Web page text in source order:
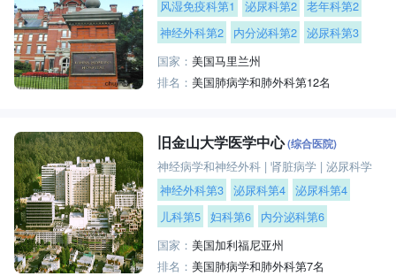
风湿免疫科第1
泌尿科第2 老年科第2
神经外科第2
内分泌科第2 泌尿科第3
国家：美国马里兰州
排名：美国肺病学和肺外科第12名
旧金山大学医学中心(综合医院)
神经病学和神经外科 |肾脏病学 |泌尿科学
神经外科第3 泌尿科第4 泌尿科第4
儿科第5 妇科第6
内分泌科第6
国家：美国加利福尼亚州
排名：美国肺病学和肺外科第7名